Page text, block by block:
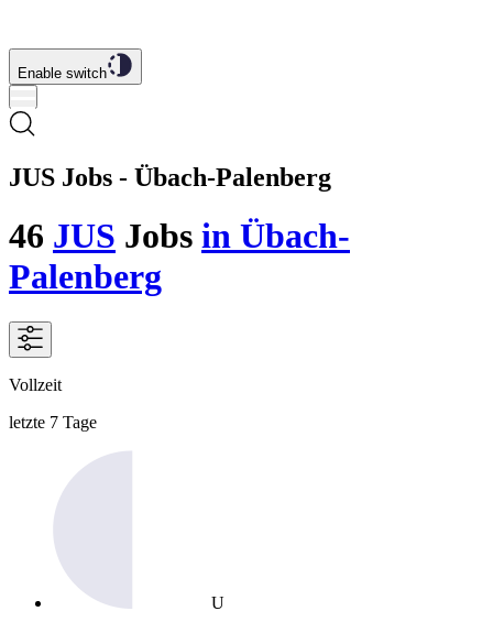
Enable switch
JUS Jobs - Übach-Palenberg
46 JUS Jobs in Übach-
Palenberg
Vollzeit
letzte 7 Tage
U